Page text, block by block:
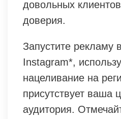
довольных
доверия.
Запустите рекламу
Instagram*,
нацеливание на
присутствует ваша
аудитория.